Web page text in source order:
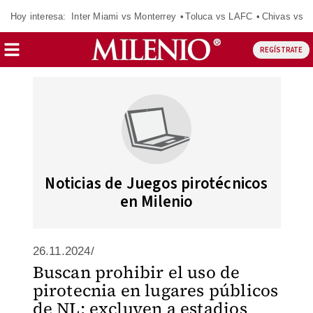
Hoy interesa: Inter Miami vs Monterrey Toluca vs LAFC Chivas vs
REGÍSTRATE
Noticias de Juegos pirotécnicos
en Milenio
26.11.2024/
Buscan prohibir el uso de
pirotecnia en lugares públicos